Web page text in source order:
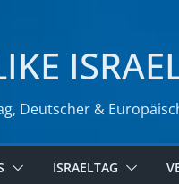
Deutscher &
ISRAELTAG